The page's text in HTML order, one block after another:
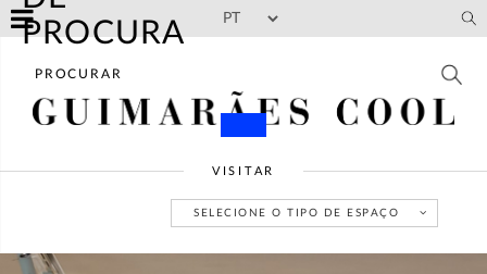
Skip to main content
PROCURA
VISITAR
SELECIONE O TIPO DE ESPAÇO